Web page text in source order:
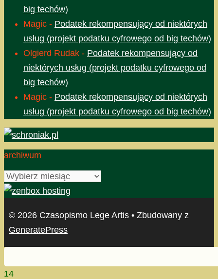
big techów)
Magic - Podatek rekompensujący od niektórych
usług (projekt podatku cyfrowego od big techów)
Olgierd Rudak - Podatek rekompensujący od
niektórych usług (projekt podatku cyfrowego od
big techów)
Magic - Podatek rekompensujący od niektórych
usług (projekt podatku cyfrowego od big techów)
archiwum
archiwum
© 2026 Czasopismo Lege Artis • Zbudowany z
GeneratePress
14